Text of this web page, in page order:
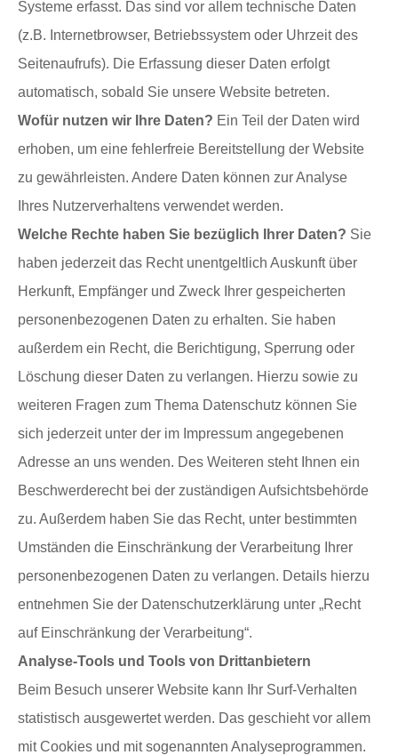
Systeme erfasst. Das sind vor allem technische Daten
(z.B. Internetbrowser, Betriebssystem oder Uhrzeit des
Seitenaufrufs). Die Erfassung dieser Daten erfolgt
automatisch, sobald Sie unsere Website betreten.
Wofür nutzen wir Ihre Daten? Ein Teil der Daten wird
erhoben, um eine fehlerfreie Bereitstellung der Website
zu gewährleisten. Andere Daten können zur Analyse
Ihres Nutzerverhaltens verwendet werden.
Welche Rechte haben Sie bezüglich Ihrer Daten? Sie
haben jederzeit das Recht unentgeltlich Auskunft über
Herkunft, Empfänger und Zweck Ihrer gespeicherten
personenbezogenen Daten zu erhalten. Sie haben
außerdem ein Recht, die Berichtigung, Sperrung oder
Löschung dieser Daten zu verlangen. Hierzu sowie zu
weiteren Fragen zum Thema Datenschutz können Sie
sich jederzeit unter der im Impressum angegebenen
Adresse an uns wenden. Des Weiteren steht Ihnen ein
Beschwerderecht bei der zuständigen Aufsichtsbehörde
zu. Außerdem haben Sie das Recht, unter bestimmten
Umständen die Einschränkung der Verarbeitung Ihrer
personenbezogenen Daten zu verlangen. Details hierzu
entnehmen Sie der Datenschutzerklärung unter „Recht
auf Einschränkung der Verarbeitung“.
Analyse-Tools und Tools von Drittanbietern
Beim Besuch unserer Website kann Ihr Surf-Verhalten
statistisch ausgewertet werden. Das geschieht vor allem
mit Cookies und mit sogenannten Analyseprogrammen.